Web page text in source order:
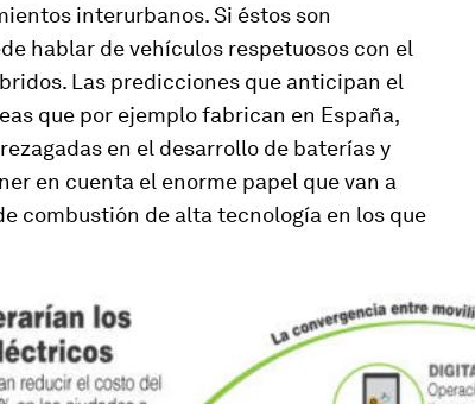
interurbanos. Si éstos son
hablar de vehículos respetuosos con el
Las predicciones que anticipan el
que por ejemplo fabrican en España,
en el desarrollo de baterías y
en cuenta el enorme papel que van a
combustión de alta tecnología en los que